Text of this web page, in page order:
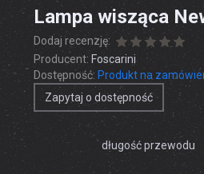
Lampa wisząca
Dodaj recenzję:
Producent: Foscarini
Dostępność: Produkt na
Zapytaj o dostępność
długość przewodu